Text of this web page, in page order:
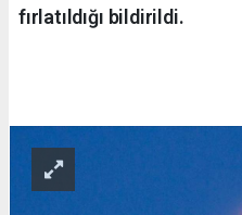
fırlatıldığı bildirildi.